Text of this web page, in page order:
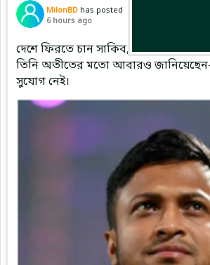
MilonBD has posted
6 hours ago
দেশে ফিরতে চান সাকিব, ক্রীড়া
তিনি অতীতের মতো আবারও
সুযোগ নেই।